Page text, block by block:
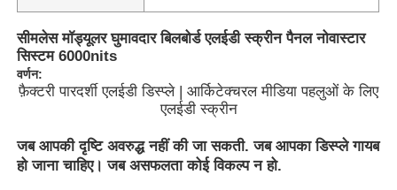
सीमलेस मॉड्यूलर घुमावदार बिलबोर्ड एलईडी स्क्रीन पैनल नोवास्टार
सिस्टम 6000nits
वर्णन:
फ़ैक्टरी पारदर्शी एलईडी डिस्प्ले | आर्किटेक्चरल मीडिया पहलुओं के लिए
एलईडी स्क्रीन
जब आपकी दृष्टि अवरुद्ध नहीं की जा सकती. जब आपका डिस्प्ले गायब
हो जाना चाहिए। जब असफलता कोई विकल्प न हो.